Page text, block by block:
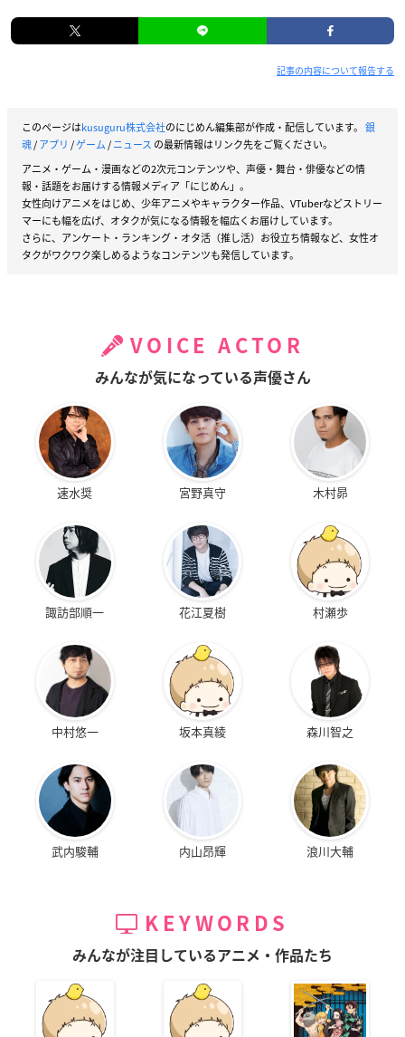
記事の内容について報告する
このページはkusuguru株式会社のにじめん編集部が作成・配信しています。 銀
魂/アプリ /ゲーム/ニュース の最新情報はリンク先をご覧ください。
アニメ・ゲーム・漫画などの2次元コンテンツや、声優・舞台・俳優などの情
報・話題をお届けする情報メディア「にじめん」。
女性向けアニメをはじめ、少年アニメやキャラクター作品、VTuberなどストリー
マーにも幅を広げ、オタクが気になる情報を幅広くお届けしています。
さらに、アンケート・ランキング・オタ活（推し活）お役立ち情報など、女性オ
タクがワクワク楽しめるようなコンテンツも発信しています。
VOICE ACTOR
みんなが気になっている声優さん
速水奨 宮野真守 木村昴
諏訪部順一 花江夏樹 村瀬歩
中村悠一 坂本真綾 森川智之
武内駿輔 内山昂輝 浪川大輔
KEYWORDS
みんなが注目しているアニメ・作品たち